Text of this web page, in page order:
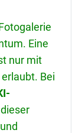
Eine
nur mit
Bei